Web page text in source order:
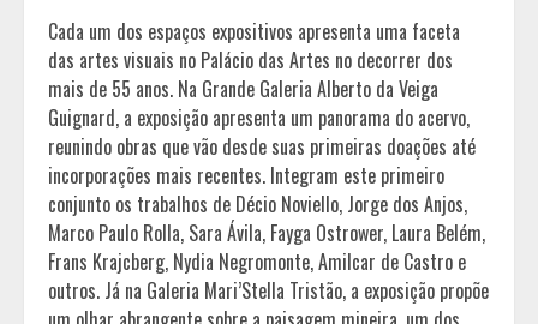
Cada um dos espaços expositivos apresenta uma faceta
das artes visuais no Palácio das Artes no decorrer dos
mais de 55 anos. Na Grande Galeria Alberto da Veiga
Guignard, a exposição apresenta um panorama do acervo,
reunindo obras que vão desde suas primeiras doações até
incorporações mais recentes. Integram este primeiro
conjunto os trabalhos de Décio Noviello, Jorge dos Anjos,
Marco Paulo Rolla, Sara Ávila, Fayga Ostrower, Laura Belém,
Frans Krajcberg, Nydia Negromonte, Amilcar de Castro e
outros. Já na Galeria Mari’Stella Tristão, a exposição propõe